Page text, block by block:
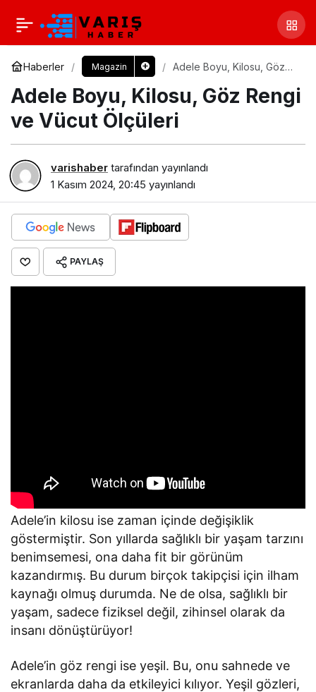
Haberler Magazin
Adele Boyu, Kilosu, Göz
Adele Boyu, Kilosu, Göz Rengi
ve Vücut Ölçüleri
varishaber tarafından yayınlandı
1 Kasım 2024, 20:45 yayınlandı
PAYLAŞ
Adele’in kilosu ise zaman içinde değişiklik
göstermiştir. Son yıllarda sağlıklı bir yaşam tarzını
benimsemesi, ona daha fit bir görünüm
kazandırmış. Bu durum birçok takipçisi için ilham
kaynağı olmuş durumda. Ne de olsa, sağlıklı bir
yaşam, sadece fiziksel değil, zihinsel olarak da
insanı dönüştürüyor!
Adele’in göz rengi ise yeşil. Bu, onu sahnede ve
ekranlarda daha da etkileyici kılıyor. Yeşil gözleri,